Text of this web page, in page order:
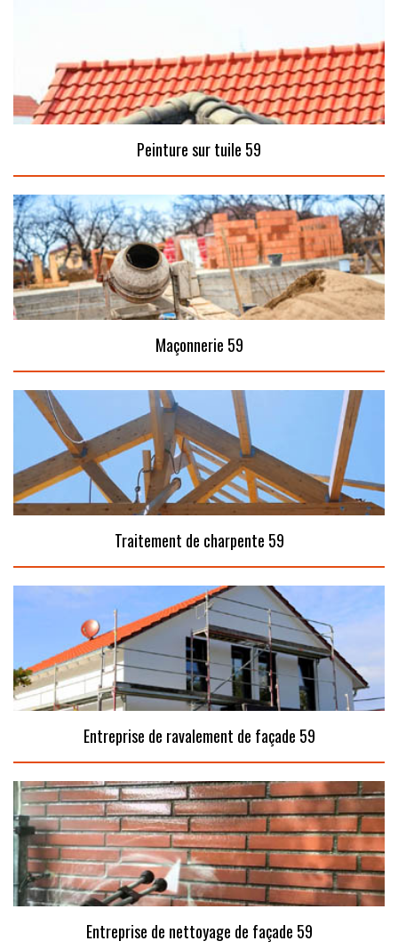
Peinture sur tuile 59
Maçonnerie 59
Traitement de charpente 59
Entreprise de ravalement de façade 59
Entreprise de nettoyage de façade 59